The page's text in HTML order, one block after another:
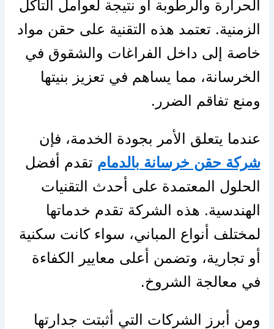
الحرارة والرطوبة أو نتيجة لعوامل التآكل
الزمنية. تعتمد هذه التقنية على حقن مواد
خاصة إلى داخل الفراغات والشقوق في
الخرسانة، مما يساهم في تعزيز بنيتها
ومنع تفاقم الضرر.
عندما يتعلق الأمر بجودة الخدمة، فإن
شركة حقن خرسانة بالدمام تقدم أفضل
الحلول المعتمدة على أحدث التقنيات
الهندسية. هذه الشركة تقدم خدماتها
لمختلف أنواع المباني، سواء كانت سكنية
أو تجارية، وتضمن أعلى معايير الكفاءة
في معالجة الشروخ.
ومن أبرز الشركات التي أثبتت جدارتها